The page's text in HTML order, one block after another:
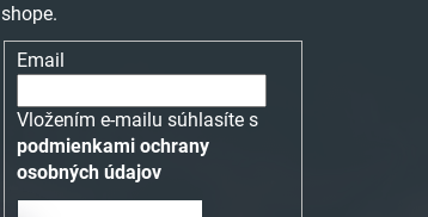
shope.
Email
Vložením e-mailu súhlasíte s
podmienkami ochrany
osobných údajov